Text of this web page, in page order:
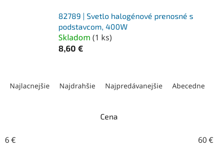
82789 | Svetlo halogénové prenosné s
podstavcom, 400W
Skladom (1 ks)
8,60 €
e
Najlacnejšie Najdrahšie Najpredávanejšie Abecedne
Cena
6€ 60€